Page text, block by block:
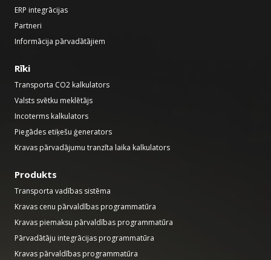
ERP integrācijas
Partneri
Informācija pārvadātājiem
Rīki
Transporta CO2 kalkulators
Valsts svētku meklētājs
Incoterms kalkulators
Piegādes etiķešu ģenerators
Kravas pārvadājumu tranzīta laika kalkulators
Produkts
Transporta vadības sistēma
Kravas cenu pārvaldības programmatūra
Kravas piemaksu pārvaldības programmatūra
Pārvadātāju integrācijas programmatūra
Kravas pārvaldības programmatūra